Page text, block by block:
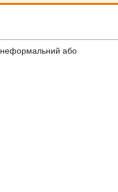
неформальний або